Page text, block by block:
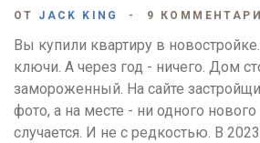
ОТ JACK KING 9
Вы купили квартиру в
ключи. А через год - ничего. Дом
замороженный. На сайте
фото, а на месте - ни одного нового
случается. И не с редкостью. В